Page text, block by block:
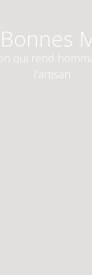
qui rend
l'artisan